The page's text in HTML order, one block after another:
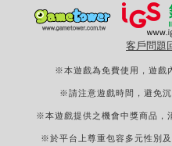
客戶問題
※本遊戲為免費使用，遊戲
※請注意遊戲時間，避免
※本遊戲提供之機會中獎商品，
※於平台上尊重包容多元性別